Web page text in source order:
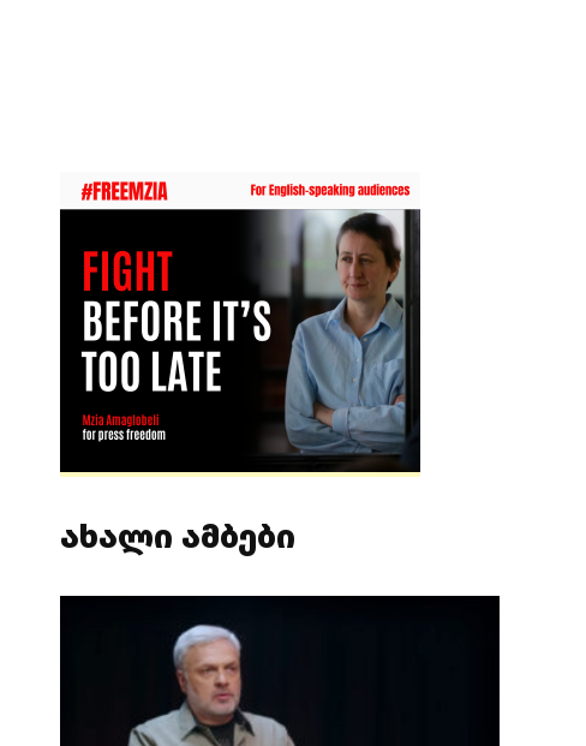
ახალი ამბები